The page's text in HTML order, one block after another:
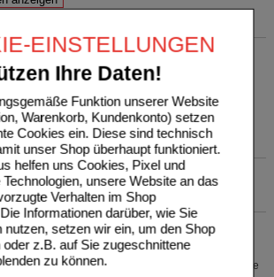
EINSTELLUNGEN
Ihre Daten!
Funktion unserer Website
Warenkorb, Kundenkonto) setzen
Cookies ein. Diese sind technisch
unser Shop überhaupt funktioniert.
helfen uns Cookies, Pixel und
unsere Website an das
Verhalten im Shop
Informationen darüber, wie Sie
nutzen, setzen wir ein, um den Shop
oder z.B. auf Sie zugeschnittene
zu können.
Die empfohlene Verzehrmenge pro Tag darf
sind kein Ersatz für eine ausgewogene,
und eine gesunde Lebensweise.
von Kindern lagern.
rufen Sie uns bitte kostenfrei
um den ausgewählten Artikel in eine Einkaufsliste